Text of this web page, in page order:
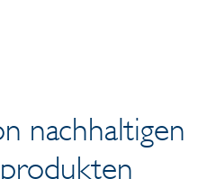
nachhaltigen